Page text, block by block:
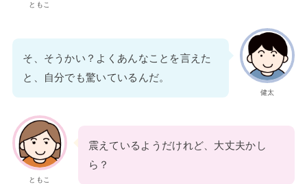
ともこ
健太
そ、そうかい？よくあんなことを言えた
と、自分でも驚いているんだ。
ともこ
震えているようだけれど、大丈夫かし
ら？